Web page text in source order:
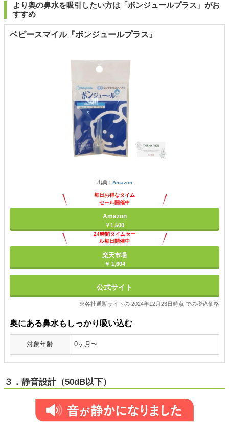
より奥の鼻水を吸引したい方は「ボンジュールプラス」がお
すすめ
ベビースマイル『ボンジュールプラス』
出典： Amazon
毎日お得なタイム
セール開催中
Amazon
￥1,500
24時間タイムセー
ル毎日開催中
楽天市場
￥ 1,604
公式サイト
※各社通販サイトの 2024年12月23日時点 での税込価格
奥にある鼻水もしっかり吸い込む
対象年齢 0ヶ月〜
３．静音設計（50dB以下）